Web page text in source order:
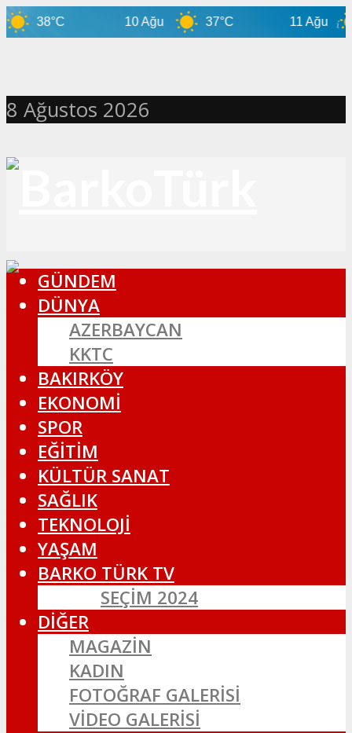
38°C 10 Ağu 37°C 11 Ağu
8 Ağustos 2026
GÜNDEM
DÜNYA
AZERBAYCAN
KKTC
BAKIRKÖY
EKONOMİ
SPOR
EĞİTİM
KÜLTÜR SANAT
SAĞLIK
TEKNOLOJİ
YAŞAM
BARKO TÜRK TV
SEÇIM 2024
DİĞER
MAGAZİN
KADIN
FOTOĞRAF GALERİSİ
VİDEO GALERİSİ